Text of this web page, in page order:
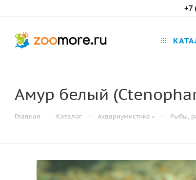
+7
Амур белый
Главная — Каталог — Аквариумистика — Рыбы,